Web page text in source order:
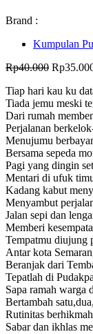
Brand :
Kumpulan
Rp40.000 Harga
adalah:
Rp
Tiap hari kau ku
Tiada jemu meski
Dari rumah
Perjalanan
Menujumu
Bersama sepeda
Pagi yang dingin
Mentari di ufuk
Kadang kabut
Menyambut
Jalan sepi dan
Memberi
Tempatmu diujung
Antar kota
Beranjak dari
Tepatlah di
Sapa ramah warga
Bertambah
Rutinitas
Sabar dan ikhlas